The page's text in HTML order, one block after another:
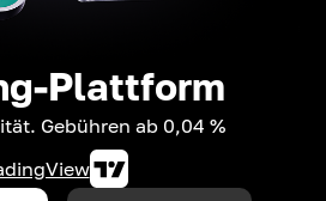
Plattform
Gebühren ab 0,04 %